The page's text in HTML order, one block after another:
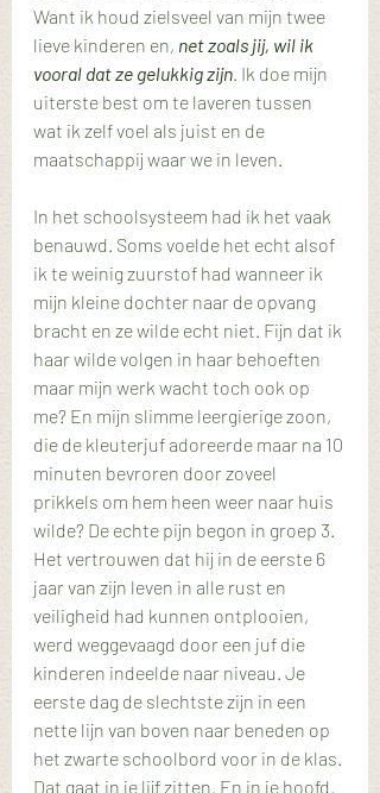
Want ik houd zielsveel van mijn twee
lieve kinderen en, net zoals jij, wil ik
vooral dat ze gelukkig zijn. Ik doe mijn
uiterste best om te laveren tussen
wat ik zelf voel als juist en de
maatschappij waar we in leven.
In het schoolsysteem had ik het vaak
benauwd. Soms voelde het echt alsof
ik te weinig zuurstof had wanneer ik
mijn kleine dochter naar de opvang
bracht en ze wilde echt niet. Fijn dat ik
haar wilde volgen in haar behoeften
maar mijn werk wacht toch ook op
me? En mijn slimme leergierige zoon,
die de kleuterjuf adoreerde maar na 10
minuten bevroren door zoveel
prikkels om hem heen weer naar huis
wilde? De echte pijn begon in groep 3.
Het vertrouwen dat hij in de eerste 6
jaar van zijn leven in alle rust en
veiligheid had kunnen ontplooien,
werd weggevaagd door een juf die
kinderen indeelde naar niveau. Je
eerste dag de slechtste zijn in een
nette lijn van boven naar beneden op
het zwarte schoolbord voor in de klas.
Dat gaat in je lijf zitten. En in je hoofd.